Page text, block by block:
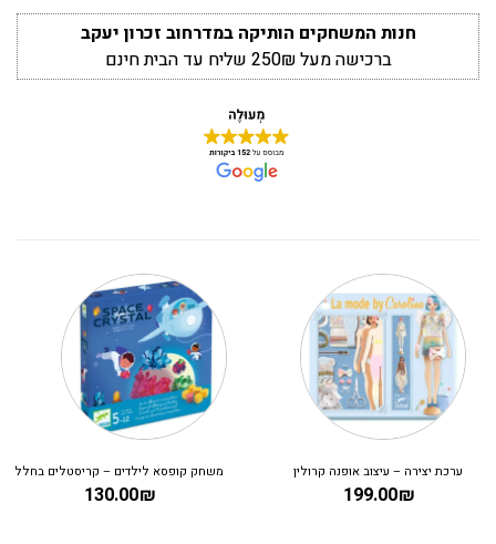
חנות המשחקים הותיקה במדרחוב זכרון יעקב
ברכישה מעל 250₪ שליח עד הבית חינם
ערכת יצירה – עיצוב אופנה קרולין
199.00₪
משחק קופסא לילדים – קריסטלים בחלל
130.00₪